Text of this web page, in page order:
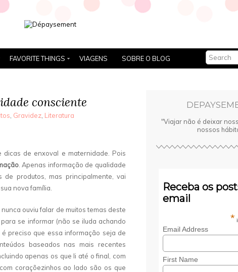
FAVORITE THINGS VIAGENS SOBRE O BLOG
consciente
Gravidez, Literatura
de enxoval e maternidade. Pois
. Apenas informação de qualidade
produtos, mas principalmente, vai
nova família.
ouviu falar de muitos temas deste
se informar (não se iluda achando
preciso que essa informação seja de
baseados nas mais recentes
apenas os que li até o final, com
coraçõezinhos ao lado são os que
"Viajar não é deixar
nossos
Receba os
email
*
Email Address
First Name